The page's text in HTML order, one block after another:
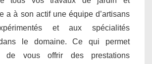
a à son actif une équipe d’artisans
et aux spécialités
le domaine. Ce qui permet
de vous offrir des prestations